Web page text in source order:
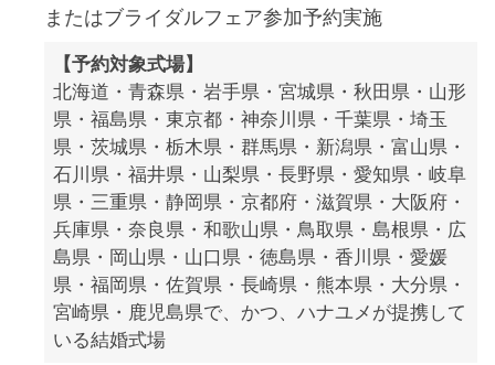
またはブライダルフェア参加予約実施
【予約対象式場】
北海道・青森県・岩手県・宮城県・秋田県・山形
県・福島県・東京都・神奈川県・千葉県・埼玉
県・茨城県・栃木県・群馬県・新潟県・富山県・
石川県・福井県・山梨県・長野県・愛知県・岐阜
県・三重県・静岡県・京都府・滋賀県・大阪府・
兵庫県・奈良県・和歌山県・鳥取県・島根県・広
島県・岡山県・山口県・徳島県・香川県・愛媛
県・福岡県・佐賀県・長崎県・熊本県・大分県・
宮崎県・鹿児島県で、かつ、ハナユメが提携して
いる結婚式場